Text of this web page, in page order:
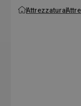
Attrezzatura